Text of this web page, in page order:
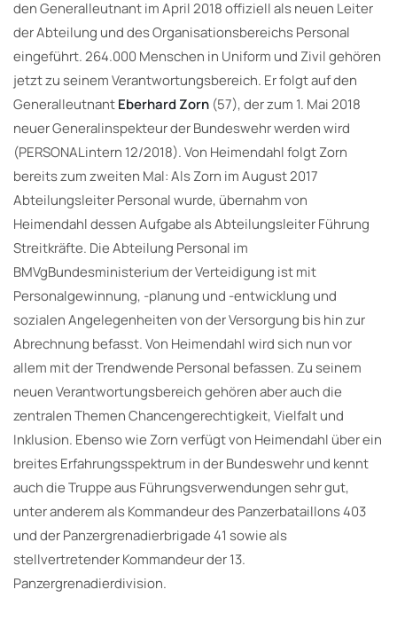
den Generalleutnant im April 2018 offiziell als neuen Leiter
der Abteilung und des Organisationsbereichs Personal
eingeführt. 264.000 Menschen in Uniform und Zivil gehören
jetzt zu seinem Verantwortungsbereich. Er folgt auf den
GeneralleutnantEberhard Zorn (57), der zum 1. Mai 2018
neuer Generalinspekteur der Bundeswehr werden wird
(PERSONALintern 12/2018). Von Heimendahl folgt Zorn
bereits zum zweiten Mal: Als Zorn im August 2017
Abteilungsleiter Personal wurde, übernahm von
Heimendahl dessen Aufgabe als Abteilungsleiter Führung
Streitkräfte. Die Abteilung Personal im
BMVgBundesministerium der Verteidigung ist mit
Personalgewinnung, -planung und -entwicklung und
sozialen Angelegenheiten von der Versorgung bis hin zur
Abrechnung befasst. Von Heimendahl wird sich nun vor
allem mit der Trendwende Personal befassen. Zu seinem
neuen Verantwortungsbereich gehören aber auch die
zentralen Themen Chancengerechtigkeit, Vielfalt und
Inklusion. Ebenso wie Zorn verfügt von Heimendahl über ein
breites Erfahrungsspektrum in der Bundeswehr und kennt
auch die Truppe aus Führungsverwendungen sehr gut,
unter anderem als Kommandeur des Panzerbataillons 403
und der Panzergrenadierbrigade 41 sowie als
stellvertretender Kommandeur der 13.
Panzergrenadierdivision.